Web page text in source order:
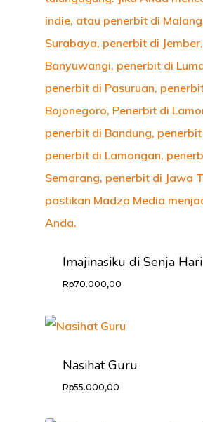
Imajinasiku di Senja Hari
Rp70.000,00
Nasihat Guru
Rp55.000,00